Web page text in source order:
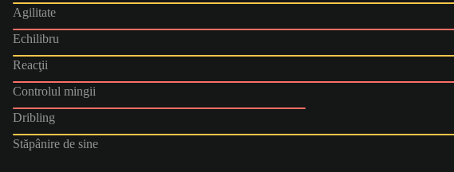
Agilitate
Echilibru
Reacţii
Controlul mingii
Dribling
Stăpânire de sine